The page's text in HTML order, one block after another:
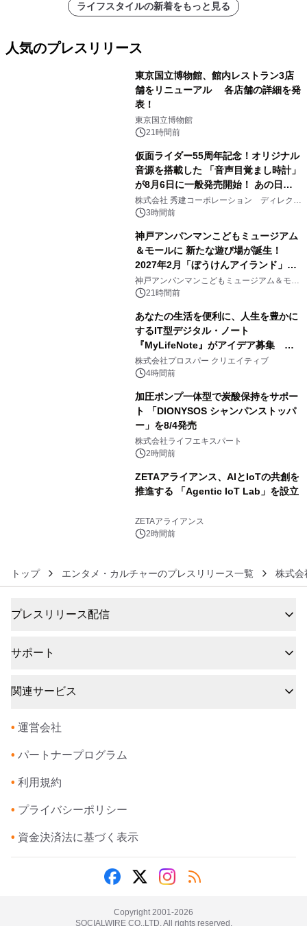
ライフスタイルの新着をもっと見る
人気のプレスリリース
東京国立博物館、館内レストラン3店
舗をリニューアル 各店舗の詳細を発
表！
東京国立博物館
21時間前
仮面ライダー55周年記念！オリジナル
音源を搭載した 「音声目覚まし時計」
が8月6日に一般発売開始！ あの日の
大興奮が今甦る
株式会社 秀建コーポレーション ディレクト
アートギャラリー
3時間前
神戸アンパンマンこどもミュージアム
＆モールに 新たな遊び場が誕生！
2027年2月「ぼうけんアイランド」が
オープン
神戸アンパンマンこどもミュージアム＆モー
ル 21時間前
あなたの生活を便利に、人生を豊かに
するIT型デジタル・ノート
『MyLifeNote』がアイデア募集 優
秀賞100名に1年間無償試用
株式会社プロスパー クリエイティブ
4時間前
加圧ポンプ一体型で炭酸保持をサポー
ト 「DIONYSOS シャンパンストッパ
ー」を8/4発売
株式会社ライフエキスパート
2時間前
ZETAアライアンス、AIとIoTの共創を
推進する 「Agentic IoT Lab」を設立
ZETAアライアンス
2時間前
トップ エンタメ・カルチャーのプレスリリース一覧 株式
プレスリリース配信
サポート
関連サービス
• 運営会社
• パートナープログラム
• 利用規約
• プライバシーポリシー
• 資金決済法に基づく表示
Copyright 2001-2026
SOCIALWIRE CO.,LTD. All rights reserved.